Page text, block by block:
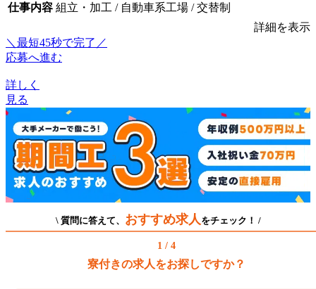
仕事内容 組立・加工 / 自動車系工場 / 交替制
詳細を表示
＼最短45秒で完了／
応募へ進む
詳しく
見る
\ 質問に答えて、 おすすめ求人 をチェック！ /
1 / 4
寮付きの求人をお探しですか？